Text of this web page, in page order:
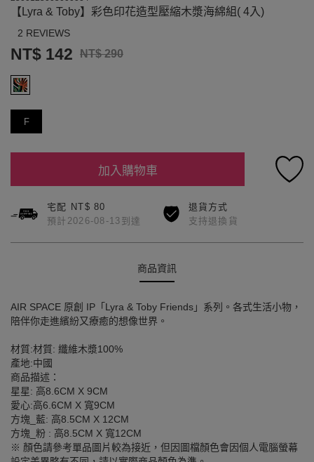
【Lyra & Toby】彩色印花造型壓縮木漿海綿組( 4入)
2 REVIEWS
NT$ 142 NT$ 290
F
加入購物車
宅配 NT$ 80
預計2026-08-13到達
退貨方式
支持退換貨
商品資訊
AIR SPACE 原創 IP「Lyra & Toby Friends」系列。各式生活小物，
陪伴你走進繽紛又療癒的想像世界。
材質:材質: 纖維木漿100%
產地:中國
商品描述：
星星: 高8.6CM X 9CM
愛心:高6.6CM X 寬9CM
方塊_藍: 高8.5CM X 12CM
方塊_粉 : 高8.5CM X 寬12CM
※ 顏色請參考單品圖片較為接近，但因圖檔顏色會因個人電腦螢幕